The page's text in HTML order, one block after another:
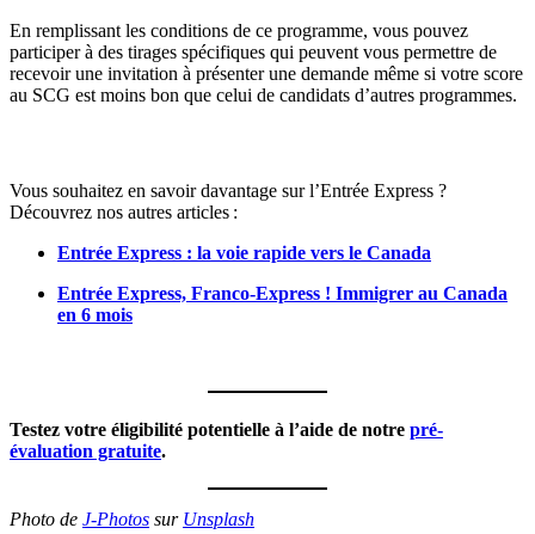
En remplissant les conditions de ce programme, vous pouvez
participer à des tirages spécifiques qui peuvent vous permettre de
recevoir une invitation à présenter une demande même si votre score
au SCG est moins bon que celui de candidats d’autres programmes.
Vous souhaitez en savoir davantage sur l’Entrée Express ?
Découvrez nos autres articles :
Entrée Express : la voie rapide vers le Canada
Entrée Express, Franco-Express ! Immigrer au Canada
en 6 mois
Testez votre éligibilité potentielle à l’aide de notre pré-
évaluation gratuite.
Photo de J-Photos sur Unsplash